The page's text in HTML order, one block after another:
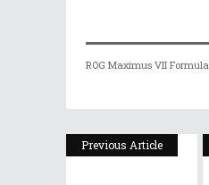
ROG Maximus VII Formula
Previous Article